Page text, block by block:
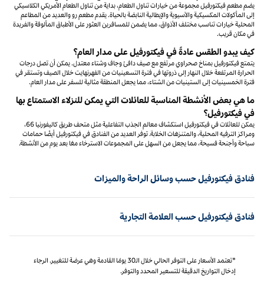
يضم مطعم فيكتورفيل مجموعة من خيارات تناول الطعام، بداية من تناول الطعام الأمريكي الكلاسيكي
إلى المأكولات المكسيكية والآسيوية والإيطالية النابضة بالحياة. يقدم مطعم رو والعديد من المطاعم
المحلية خيارات تناسب مختلف الأذواق، مما يضمن للمسافرين العثور على الأطباق المألوفة والفريدة
في مكان قريب.
كيف يبدو الطقس عادةً في فيكتورفيل على مدار العام؟
يتمتع فيكتورفيل بمناخ صحراوي مرتفع مع صيف دافئ وجاف وشتاء معتدل. يمكن أن تصل درجات
الحرارة المرتفعة خلال النهار إلى ذروتها في فترة التسعينيات من الفهرنهايت خلال الصيف وتستقر في
فترة الخمسينيات إلى الستينيات من الشتاء، مما يجعل المنطقة مثالية للسفر على مدار العام.
ما هي بعض الأنشطة المناسبة للعائلات التي يمكن للنزلاء الاستمتاع بها
في فيكتورفيل؟
يمكن للعائلات في فيكتورفيل استكشاف معالم الجذب التفاعلية مثل متحف طريق كاليفورنيا 66،
ومراكز الترفيه المحلية، والمتنزهات الخلابة. توفر العديد من الفنادق في فيكتورفيل أيضًا حمامات
سباحة وأجنحة فسيحة، مما يجعل من السهل على المجموعات الاسترخاء معًا بعد يوم من الأنشطة.
فنادق فيكتورفيل حسب وسائل الراحة والميزات
فنادق فيكتورفيل حسب العلامة التجارية
*تعتمد الأسعار على التوفر الحالي خلال الـ30 يومًا القادمة وهي عرضة للتغيير. الرجاء
إدخال التواريخ الدقيقة للتسعير المحدد والتوفر.